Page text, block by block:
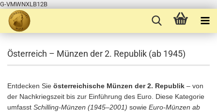
G-VMWNXLB12B
Österreich – Münzen der 2. Republik (ab 1945)
Entdecken Sie österreichische Münzen der 2. Republik – von
der Nachkriegszeit bis zur Einführung des Euro. Diese Kategorie
umfasst Schilling-Münzen (1945–2001) sowie Euro-Münzen ab